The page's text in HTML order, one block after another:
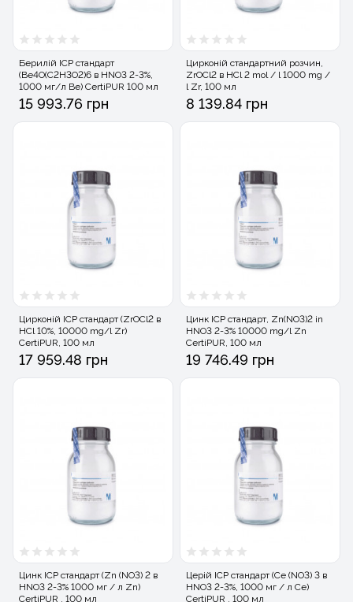
Берилій ICP стандарт
(Be4O(C2H3O2)6 в HNO3 2-3%,
1000 мг/л Be) CertiPUR 100 мл
15 993.76 грн
Цирконій стандартний розчин,
ZrOCl2 в HCl 2 mol / l 1000 mg /
l Zr, 100 мл
8 139.84 грн
Цирконій ICP стандарт (ZrOCl2 в
HCl 10%, 10000 mg/l Zr)
CertiPUR, 100 мл
17 959.48 грн
Цинк ICP стандарт, Zn(NO3)2 in
HNO3 2-3% 10000 mg/l Zn
CertiPUR, 100 мл
19 746.49 грн
Цинк ICP стандарт (Zn (NO3) 2 в
HNO3 2-3% 1000 мг / л Zn)
CertiPUR , 100 мл
Церій ICP стандарт (Ce (NO3) 3 в
HNO3 2-3%, 1000 мг / л Ce)
CertiPUR , 100 мл